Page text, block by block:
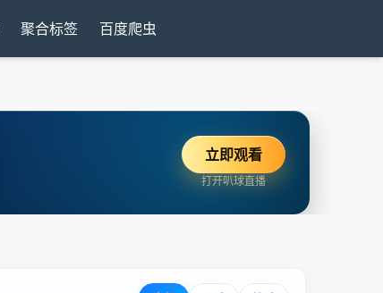
聚合标签 百度爬虫
立即观看
打开叭球直播